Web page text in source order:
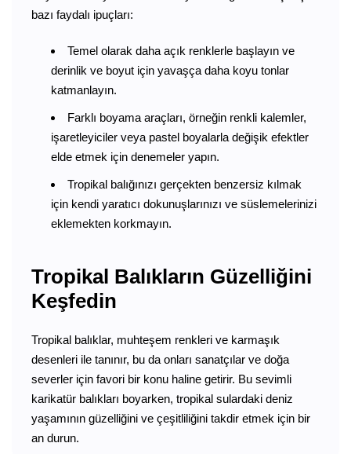
bazı faydalı ipuçları:
Temel olarak daha açık renklerle başlayın ve
derinlik ve boyut için yavaşça daha koyu tonlar
katmanlayın.
Farklı boyama araçları, örneğin renkli kalemler,
işaretleyiciler veya pastel boyalarla değişik efektler
elde etmek için denemeler yapın.
Tropikal balığınızı gerçekten benzersiz kılmak
için kendi yaratıcı dokunuşlarınızı ve süslemelerinizi
eklemekten korkmayın.
Tropikal Balıkların Güzelliğini
Keşfedin
Tropikal balıklar, muhteşem renkleri ve karmaşık
desenleri ile tanınır, bu da onları sanatçılar ve doğa
severler için favori bir konu haline getirir. Bu sevimli
karikatür balıkları boyarken, tropikal sulardaki deniz
yaşamının güzelliğini ve çeşitliliğini takdir etmek için bir
an durun.